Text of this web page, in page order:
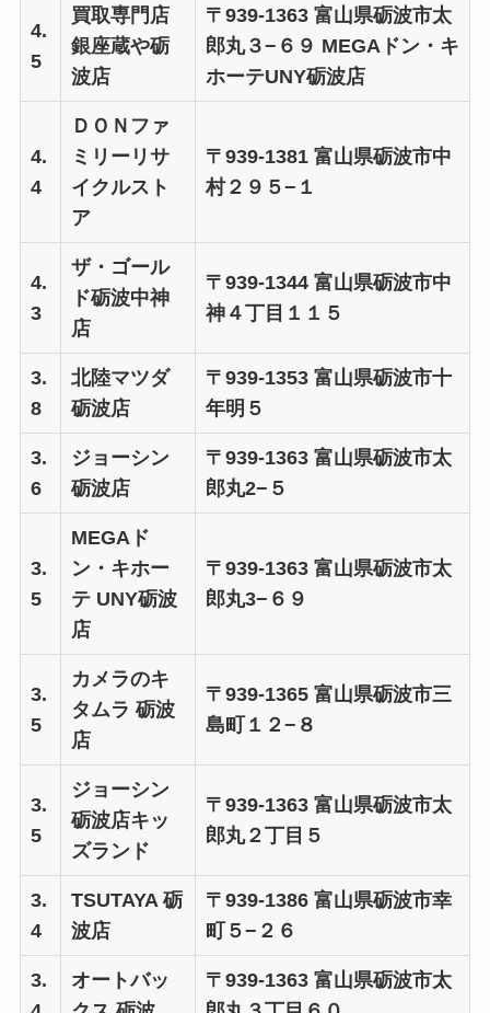
4.
5
買取専門店
銀座蔵や砺
波店
〒939-1363 富山県砺波市太
郎丸３−６９ MEGAドン・キ
ホーテUNY砺波店
4.
4
ＤＯＮファ
ミリーリサ
イクルスト
ア
〒939-1381 富山県砺波市中
村２９５−１
4.
3
ザ・ゴール
ド砺波中神
店
〒939-1344 富山県砺波市中
神４丁目１１５
3.
8
北陸マツダ
砺波店
〒939-1353 富山県砺波市十
年明５
3.
6
ジョーシン
砺波店
〒939-1363 富山県砺波市太
郎丸2−５
3.
5
MEGAド
ン・キホー
テ UNY砺波
店
〒939-1363 富山県砺波市太
郎丸3−６９
3.
5
カメラのキ
タムラ 砺波
店
〒939-1365 富山県砺波市三
島町１２−８
3.
5
ジョーシン
砺波店キッ
ズランド
〒939-1363 富山県砺波市太
郎丸２丁目５
3.
4
TSUTAYA 砺
波店
〒939-1386 富山県砺波市幸
町５−２６
3.
オートバッ
〒939-1363 富山県砺波市太